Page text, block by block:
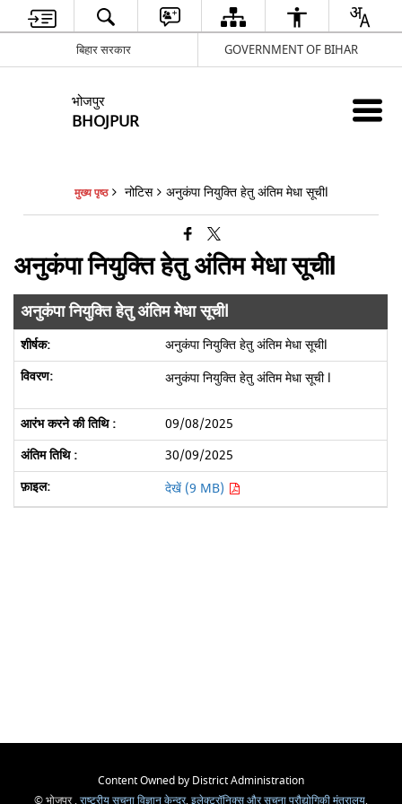
बिहार सरकार GOVERNMENT OF BIHAR
भोजपुर
BHOJPUR
मुख्य पृष्ठ नोटिस अनुकंपा नियुक्ति हेतु अंतिम मेधा सूचीl
अनुकंपा नियुक्ति हेतु अंतिम मेधा सूचीl
अनुकंपा नियुक्ति हेतु अंतिम मेधा सूचीl
अनुकंपा नियुक्ति हेतु अंतिम मेधा सूचीl
अनुकंपा नियुक्ति हेतु अंतिम मेधा सूची l
09/08/2025
30/09/2025
देखें (9 MB)
Content Owned by District Administration
© भोजपुर , राष्ट्रीय सूचना विज्ञान केन्द्र, इलेक्ट्रॉनिक्स और सूचना प्रौद्योगिकी मंत्रालय,